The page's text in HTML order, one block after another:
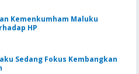
Kemenkumham Maluku
HP
Sedang Fokus Kembangkan